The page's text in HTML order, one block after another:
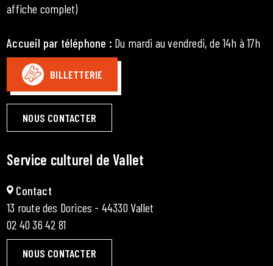
affiche complet)
Accueil par téléphone : Du mardi au vendredi, de 14h à 17h
BILLETTERIE
NOUS CONTACTER
Service culturel de Vallet
Contact
13 route des Dorices - 44330 Vallet
02 40 36 42 81
NOUS CONTACTER